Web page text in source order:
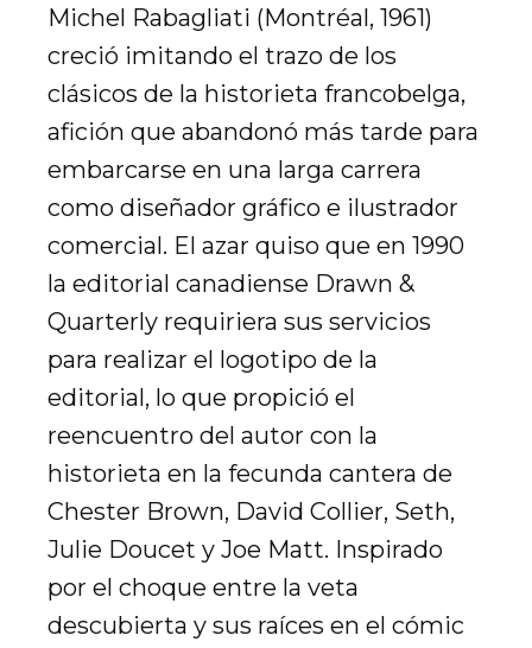
Michel Rabagliati (Montréal, 1961)
creció imitando el trazo de los
clásicos de la historieta francobelga,
afición que abandonó más tarde para
embarcarse en una larga carrera
como diseñador gráfico e ilustrador
comercial. El azar quiso que en 1990
la editorial canadiense Drawn &
Quarterly requiriera sus servicios
para realizar el logotipo de la
editorial, lo que propició el
reencuentro del autor con la
historieta en la fecunda cantera de
Chester Brown, David Collier, Seth,
Julie Doucet y Joe Matt. Inspirado
por el choque entre la veta
descubierta y sus raíces en el cómic